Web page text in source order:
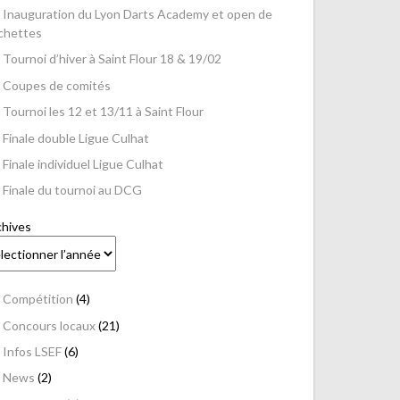
Inauguration du Lyon Darts Academy et open de
Tournoi d’hiver à Saint Flour 18 & 19/02
Coupes de comités
Tournoi les 12 et 13/11 à Saint Flour
Finale double Ligue Culhat
Finale individuel Ligue Culhat
Finale du tournoi au DCG
Compétition (4)
Concours locaux(21)
Infos LSEF(6)
News (2)